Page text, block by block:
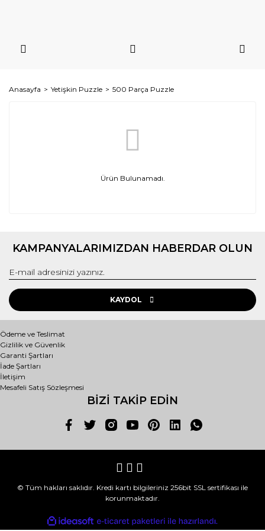
Anasayfa Yetişkin Puzzle 500 Parça Puzzle
Ürün Bulunamadı.
KAMPANYALARIMIZDAN HABERDAR OLUN
KAYDOL
Ödeme ve Teslimat
Gizlilik ve Güvenlik
Garanti Şartları
İade Şartları
İletişim
Mesafeli Satış Sözleşmesi
BİZİ TAKİP EDİN
© Tüm hakları saklıdır. Kredi kartı bilgileriniz 256bit SSL sertifikası ile
korunmaktadır.
ideasoft
e-